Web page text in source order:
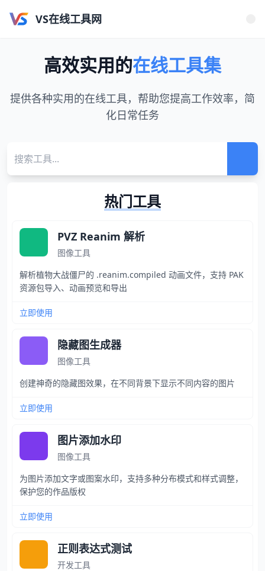
VS在线工具网
高效实用的在线工具集
提供各种实用的在线工具，帮助您提高工作效率，简
化日常任务
热门工具
PVZ Reanim 解析
图像工具
解析植物大战僵尸的 .reanim.compiled 动画文件，支持 PAK
资源包导入、动画预览和导出
立即使用
隐藏图生成器
图像工具
创建神奇的隐藏图效果，在不同背景下显示不同内容的图片
立即使用
图片添加水印
图像工具
为图片添加文字或图案水印，支持多种分布模式和样式调整，
保护您的作品版权
立即使用
正则表达式测试
开发工具